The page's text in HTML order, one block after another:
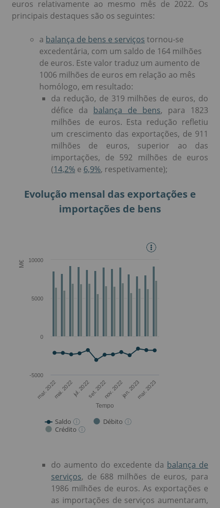
euros relativamente ao mesmo mês de 2022. Os
principais destaques são os seguintes:
a balança de bens e serviços tornou-se
excedentária, com um saldo de 164 milhões
de euros. Este valor traduz um aumento de
1006 milhões de euros em relação ao mês
homólogo, em resultado:
da redução, de 319 milhões de euros, do
défice da balança de bens, para 1823
milhões de euros. Esta redução refletiu
um crescimento das exportações, de 911
milhões de euros, superior ao das
importações, de 592 milhões de euros
(14,2% e 6,9%, respetivamente);
Evolução mensal das exportações e
importações de bens
do aumento do excedente da balança de
serviços, de 688 milhões de euros, para
1986 milhões de euros. As exportações e
as importações de serviços aumentaram,